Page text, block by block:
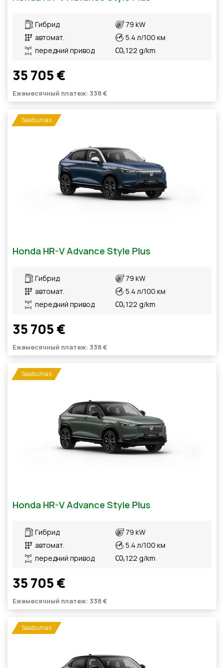
Гибрид
автомат.
передний привод
79 kW
5.4 л/100 км
122 g/km
35 705 €
Ежемесячный платеж: 338 €
Saabumas
Honda HR-V Advance Style Plus
Гибрид
автомат.
передний привод
79 kW
5.4 л/100 км
122 g/km
35 705 €
Ежемесячный платеж: 338 €
Saabumas
Honda HR-V Advance Style Plus
Гибрид
автомат.
передний привод
79 kW
5.4 л/100 км
122 g/km
35 705 €
Ежемесячный платеж: 338 €
Saabumas